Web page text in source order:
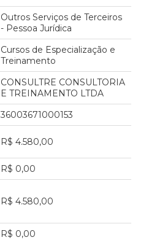
Outros Serviços de Terceiros
- Pessoa Jurídica
Cursos de Especialização e
Treinamento
CONSULTRE CONSULTORIA
E TREINAMENTO LTDA
36003671000153
R$ 4.580,00
R$ 0,00
R$ 4.580,00
R$ 0,00